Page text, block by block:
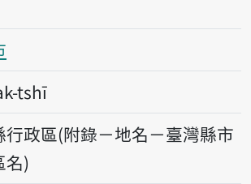
tshī
行政區(附錄－地名－臺灣縣市
名)